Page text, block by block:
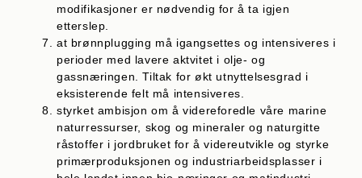
modifikasjoner er nødvendig for å ta igjen
etterslep.
at brønnplugging må igangsettes og intensiveres i
perioder med lavere aktvitet i olje- og
gassnæringen. Tiltak for økt utnyttelsesgrad i
eksisterende felt må intensiveres.
styrket ambisjon om å videreforedle våre marine
naturressurser, skog og mineraler og natur­gitte
råstoffer i jordbruket for å videreutvikle og styrke
primærproduksjonen og industriarbeids­plasser i